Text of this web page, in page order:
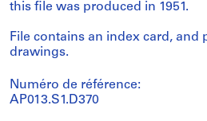
this file was produced in 1951.
File contains an index card, and
drawings.
Numéro de référence:
AP013.S1.D370